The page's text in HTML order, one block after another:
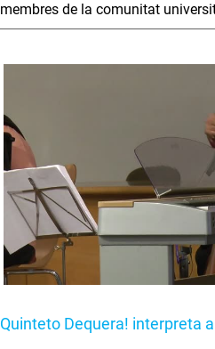
membres de la comunitat
Quinteto Dequera! interpreta